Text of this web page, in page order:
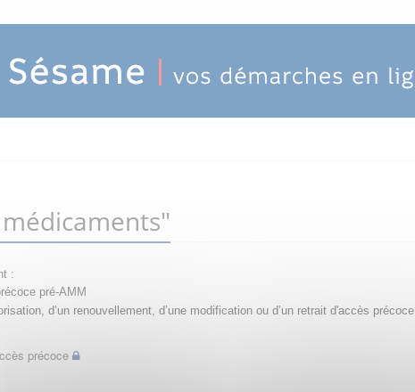
:
pré-AMM
d’un renouvellement, d’une modification ou d’un retrait d'accès précoce
précoce